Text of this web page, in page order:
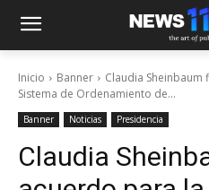
Inicio Banner
Claudia
Sistema de Ordenamiento de...
Banner Noticias Presidencia
Claudia